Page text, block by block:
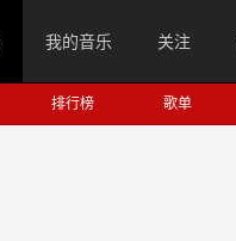
我的音乐 关注
排行榜 歌单